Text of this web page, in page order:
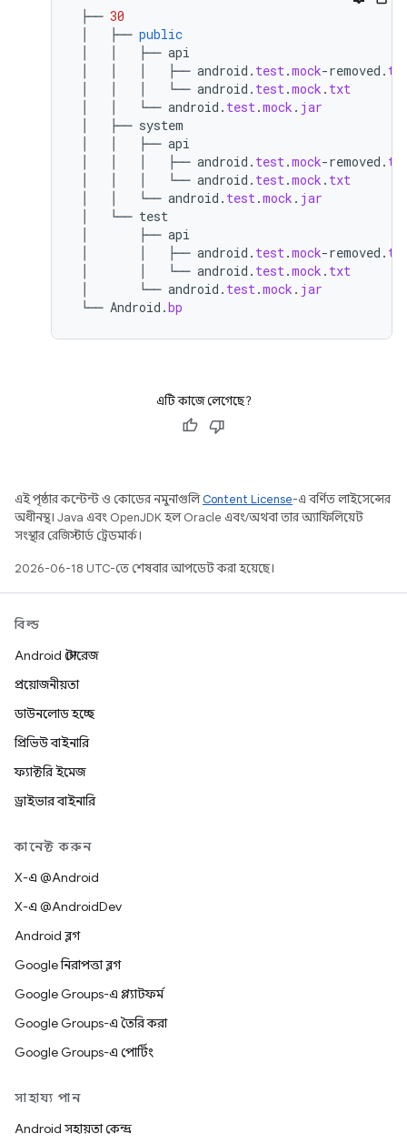
├── 30
├── public
├── api
├── android . test.mock-removed .
└── android . test.mock . txt
└── android . test.mock . jar
├── system
├── api
├── android . test.mock-removed .
└── android . test.mock . txt
└── android . test.mock . jar
└── test
├── api
├── android . test.mock-removed .
└── android . test.mock . txt
└── android . test.mock . jar
└── Android .bp
এটি কাজে লেগেছে?
এই পৃষ্ঠার কন্টেন্ট ও কোডের নমুনাগুলিContent License-এ বর্ণিত লাইসেন্সের
অধীনস্থ। Java এবং OpenJDK হল Oracle এবং/অথবা তার অ্যাফিলিয়েট
সংস্থার রেজিস্টার্ড ট্রেডমার্ক।
2026-06-18 UTC-তে শেষবার আপডেট করা হয়েছে।
বিল্ড
Android স্টোরেজ
প্রয়োজনীয়তা
ডাউনলোড হচ্ছে
প্রিভিউ বাইনারি
ফ্যাক্টরি ইমেজ
ড্রাইভার বাইনারি
কানেক্ট করুন
X-এ @Android
X-এ @AndroidDev
Android ব্লগ
Google নিরাপত্তা ব্লগ
Google Groups-এ প্ল্যাটফর্ম
Google Groups-এ তৈরি করা
Google Groups-এ পোর্টিং
সাহায্য পান
Android সহায়তা কেন্দ্র